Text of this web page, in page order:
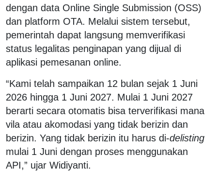
dengan data Online Single Submission (OSS)
dan platform OTA. Melalui sistem tersebut,
pemerintah dapat langsung memverifikasi
status legalitas penginapan yang dijual di
aplikasi pemesanan online.
“Kami telah sampaikan 12 bulan sejak 1 Juni
2026 hingga 1 Juni 2027. Mulai 1 Juni 2027
berarti secara otomatis bisa terverifikasi mana
vila atau akomodasi yang tidak berizin dan
berizin. Yang tidak berizin itu harus di-delisting
mulai 1 Juni dengan proses menggunakan
API,” ujar Widiyanti.